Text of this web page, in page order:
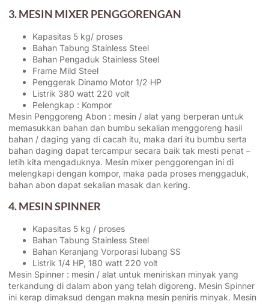
3. MESIN MIXER PENGGORENGAN
Kapasitas 5 kg/ proses
Bahan Tabung Stainless Steel
Bahan Pengaduk Stainless Steel
Frame Mild Steel
Penggerak Dinamo Motor 1/2 HP
Listrik 380 watt 220 volt
Pelengkap : Kompor
Mesin Penggoreng Abon : mesin / alat yang berperan untuk
memasukkan bahan dan bumbu sekalian menggoreng hasil
bahan / daging yang di cacah itu, maka dari itu bumbu serta
bahan daging dapat tercampur secara baik tak mesti penat –
letih kita mengaduknya. Mesin mixer penggorengan ini di
melengkapi dengan kompor, maka pada proses menggaduk,
bahan abon dapat sekalian masak dan kering.
4. MESIN SPINNER
Kapasitas 5 kg / proses
Bahan Tabung Stainless Steel
Bahan Keranjang Vorporasi lubang SS
Listrik 1/4 HP, 180 watt 220 volt
Mesin Spinner : mesin / alat untuk meniriskan minyak yang
terkandung di dalam abon yang telah digoreng. Mesin Spinner
ini kerap dimaksud dengan makna mesin peniris minyak. Mesin